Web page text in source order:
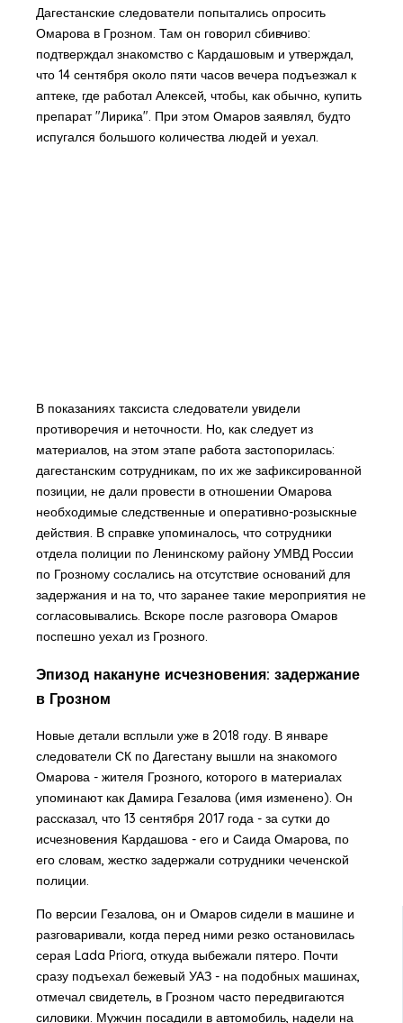
Дагестанские следователи попытались опросить
Омарова в Грозном. Там он говорил сбивчиво:
подтверждал знакомство с Кардашовым и утверждал,
что 14 сентября около пяти часов вечера подъезжал к
аптеке, где работал Алексей, чтобы, как обычно, купить
препарат "Лирика". При этом Омаров заявлял, будто
испугался большого количества людей и уехал.
В показаниях таксиста следователи увидели
противоречия и неточности. Но, как следует из
материалов, на этом этапе работа застопорилась:
дагестанским сотрудникам, по их же зафиксированной
позиции, не дали провести в отношении Омарова
необходимые следственные и оперативно-розыскные
действия. В справке упоминалось, что сотрудники
отдела полиции по Ленинскому району УМВД России
по Грозному сослались на отсутствие оснований для
задержания и на то, что заранее такие мероприятия не
согласовывались. Вскоре после разговора Омаров
поспешно уехал из Грозного.
Эпизод накануне исчезновения: задержание
в Грозном
Новые детали всплыли уже в 2018 году. В январе
следователи СК по Дагестану вышли на знакомого
Омарова - жителя Грозного, которого в материалах
упоминают как Дамира Гезалова (имя изменено). Он
рассказал, что 13 сентября 2017 года - за сутки до
исчезновения Кардашова - его и Саида Омарова, по
его словам, жестко задержали сотрудники чеченской
полиции.
По версии Гезалова, он и Омаров сидели в машине и
разговаривали, когда перед ними резко остановилась
серая Lada Priora, откуда выбежали пятеро. Почти
сразу подъехал бежевый УАЗ - на подобных машинах,
отмечал свидетель, в Грозном часто передвигаются
силовики. Мужчин посадили в автомобиль, надели на